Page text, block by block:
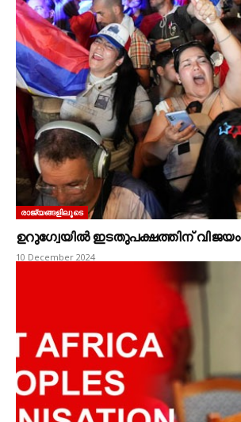
രാജ്യങ്ങളിലൂടെ
ഉറുഗ്വേയിൽ ഇടതുപക്ഷത്തിന്‌ വിജയം
10 December 2024